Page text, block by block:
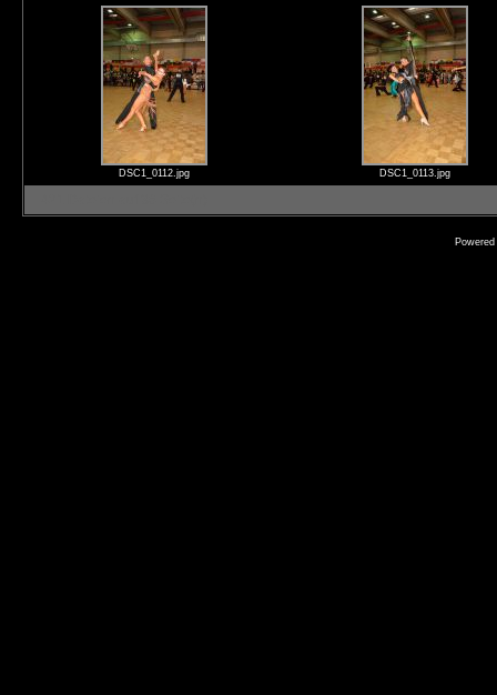
DSC1_0112.jpg DSC1_0113.jpg